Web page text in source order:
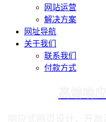
网站运营
解决方案
网址导航
关于我们
联系我们
付款方式